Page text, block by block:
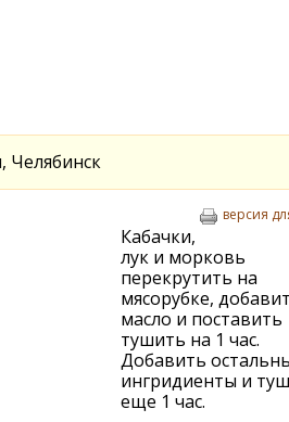
Челябинск
версия
Кабачки,
лук и морковь
перекрутить на
мясорубке,
масло и поставить
тушить на 1 час.
Добавить
ингридиенты и
еще 1 час.